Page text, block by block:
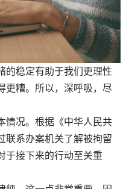
稳定有助于我们更理性
更糟。所以，深呼吸，尽
况。根据《中华人民共
联系办案机关了解被拘留
于接下来的行动至关重